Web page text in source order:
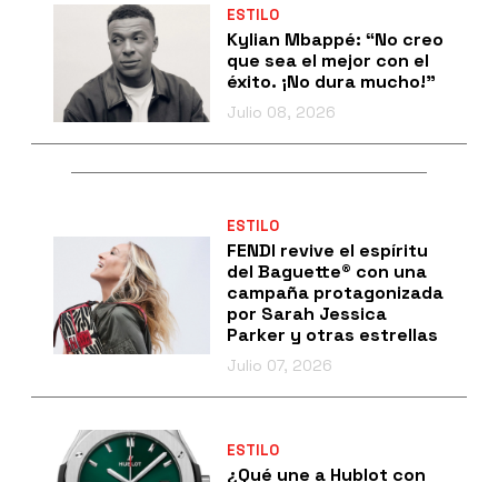
ESTILO
Kylian Mbappé: “No creo
que sea el mejor con el
éxito. ¡No dura mucho!”
Julio 08, 2026
ESTILO
FENDI revive el espíritu
del Baguette® con una
campaña protagonizada
por Sarah Jessica
Parker y otras estrellas
Julio 07, 2026
ESTILO
¿Qué une a Hublot con